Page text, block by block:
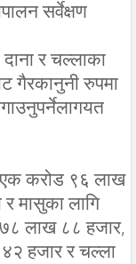
सर्वेक्षण
र चल्लाका
गैरकानुनी रुपमा
एक करोड ९६ लाख
मासुका लागि
लाख ८८ हजार,
हजार र चल्ला